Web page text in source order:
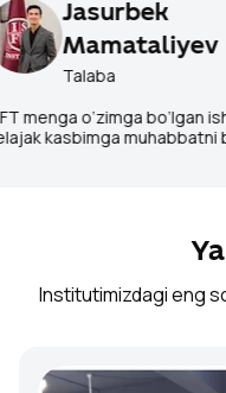
Jasurbek
Mamataliyev
Talaba
ISFT menga o‘zimga bo‘lgan
kelajak kasbimga
Institutimizdagi eng